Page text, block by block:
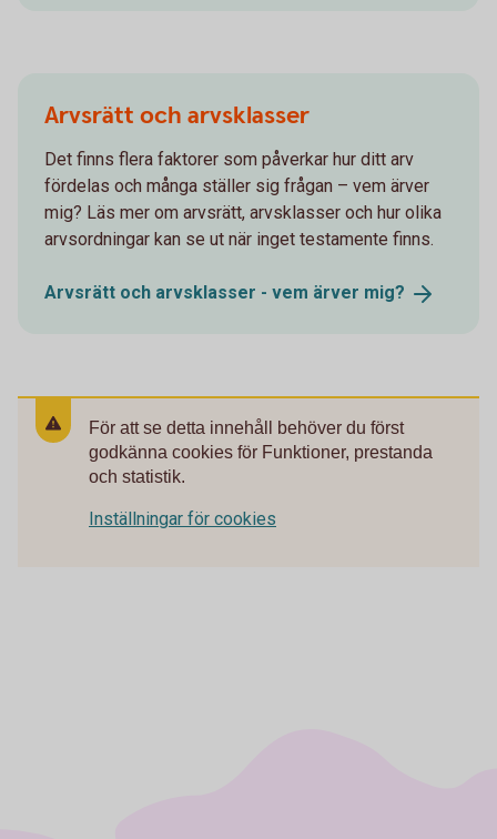
Arvsrätt och arvsklasser
Det finns flera faktorer som påverkar hur ditt arv
fördelas och många ställer sig frågan – vem ärver
mig? Läs mer om arvsrätt, arvsklasser och hur olika
arvsordningar kan se ut när inget testamente finns.
Arvsrätt och arvsklasser - vem ärver mig?
För att se detta innehåll behöver du först
godkänna cookies för Funktioner, prestanda
och statistik.
Inställningar för cookies